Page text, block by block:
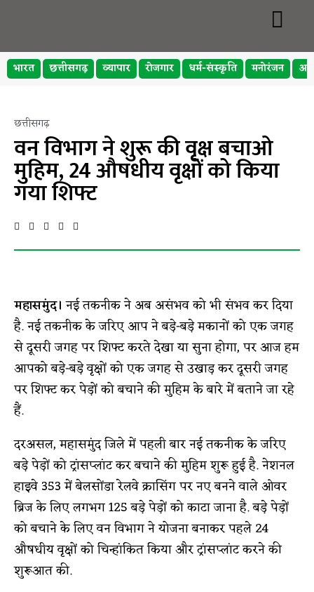
भारत छत्तीसगढ़ व्यापार रोजगार धर्म-संस्कृति मनोरंजन
छत्तीसगढ़
वन विभाग ने शुरू की वृक्ष बचाओ
मुहिम, 24 औषधीय वृक्षों को किया
गया शिफ्ट
महासमुंद।नई तकनीक ने अब असंभव को भी संभव कर दिया
है. नई तकनीक के जरिए आप ने बड़े-बड़े मकानों को एक जगह
से दूसरी जगह पर शिफ्ट करते देखा या सुना होगा, पर आज हम
आपको बड़े-बड़े वृक्षों को एक जगह से उखाड़ कर दूसरी जगह
पर शिफ्ट कर पेड़ों को बचाने की मुहिम के बारे में बताने जा रहे
हैं.
दरअसल, महासमुंद जिले में पहली बार नई तकनीक के जरिए
बड़े पेड़ों को ट्रांसप्लांट कर बचाने की मुहिम शुरू हुई है. नेशनल
हाइवे 353 में बेलसोंडा रेलवे क्रासिंग पर नए बनने वाले ओवर
ब्रिज के लिए लगभग 125 बड़े पेड़ों को काटा जाना है. बड़े पेड़ों
को बचाने के लिए वन विभाग ने योजना बनाकर पहले 24
औषधीय वृक्षों को चिन्हांकित किया और ट्रांसप्लांट करने की
शुरूआत की.